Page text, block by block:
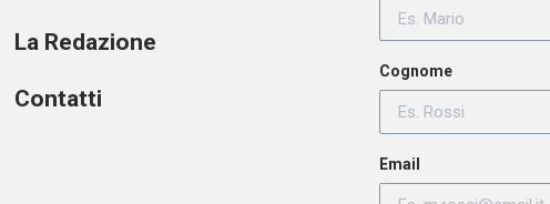
La Redazione
Contatti
Cognome
Email